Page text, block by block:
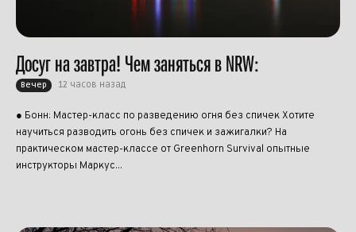
Досуг на завтра! Чем заняться в NRW:
Вечер 12 часов назад
● Бонн: Мастер-класс по разведению огня без спичек Хотите
научиться разводить огонь без спичек и зажигалки? На
практическом мастер-классе от Greenhorn Survival опытные
инструкторы Маркус...